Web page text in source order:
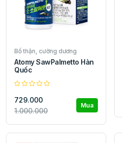
Bổ thận, cường dương
Atomy SawPalmetto Hàn
Quốc
729.000
1.000.000
Mua